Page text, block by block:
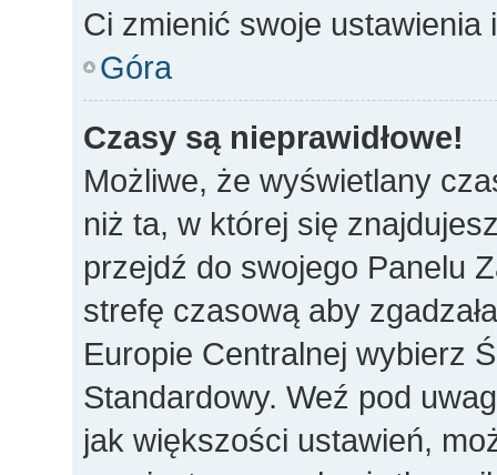
Ci zmienić swoje ustawienia
Góra
Czasy są nieprawidłowe!
Możliwe, że wyświetlany
niż ta, w której się
przejdź do swojego Panelu
strefę czasową aby
Europie Centralnej wybierz
Standardowy. Weź pod
jak większości ustawień,